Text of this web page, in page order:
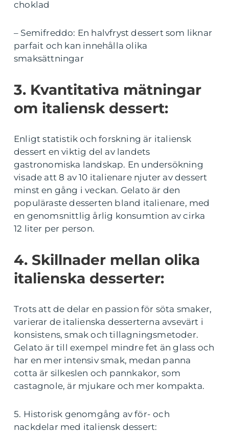
choklad
– Semifreddo: En halvfryst dessert som liknar
parfait och kan innehålla olika
smaksättningar
3. Kvantitativa mätningar
om italiensk dessert:
Enligt statistik och forskning är italiensk
dessert en viktig del av landets
gastronomiska landskap. En undersökning
visade att 8 av 10 italienare njuter av dessert
minst en gång i veckan. Gelato är den
populäraste desserten bland italienare, med
en genomsnittlig årlig konsumtion av cirka
12 liter per person.
4. Skillnader mellan olika
italienska desserter:
Trots att de delar en passion för söta smaker,
varierar de italienska desserterna avsevärt i
konsistens, smak och tillagningsmetoder.
Gelato är till exempel mindre fet än glass och
har en mer intensiv smak, medan panna
cotta är silkeslen och pannkakor, som
castagnole, är mjukare och mer kompakta.
5. Historisk genomgång av för- och
nackdelar med italiensk dessert: